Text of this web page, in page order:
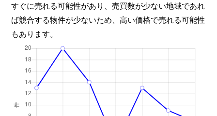
すぐに売れる可能性があり、売買数が少ない地域であれ
ば競合する物件が少ないため、高い価格で売れる可能性
もあります。